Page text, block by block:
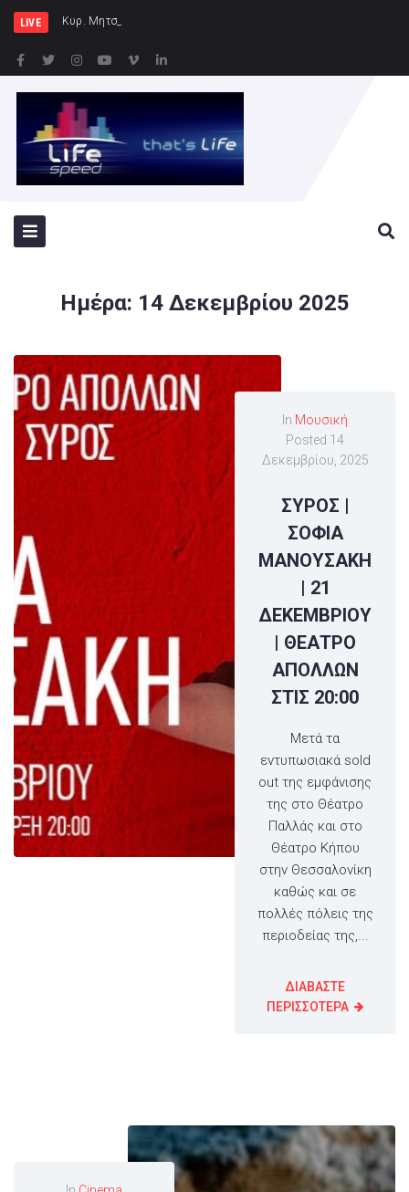
LIVE Κυρ. Μητσοτάκης: Η χώρα δεν μπορεί ν
Ημέρα: 14 Δεκεμβρίου 2025
In Μουσική
Posted 14
Δεκεμβρίου, 2025
ΣΥΡΟΣ |
ΣΟΦΙΑ
ΜΑΝΟΥΣΑΚΗ
| 21
ΔΕΚΕΜΒΡΙΟΥ
| ΘΕΑΤΡΟ
ΑΠΟΛΛΩΝ
ΣΤΙΣ 20:00
Μετά τα
εντυπωσιακά sold
out της εμφάνισης
της στο Θέατρο
Παλλάς και στο
Θέατρο Κήπου
στην Θεσσαλονίκη
καθώς και σε
πολλές πόλεις της
περιοδείας της,...
ΔΙΑΒΑΣΤΕ
ΠΕΡΙΣΣΟΤΕΡΑ